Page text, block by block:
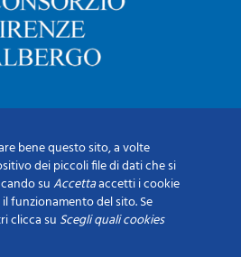
bene questo sito, a volte
dei piccoli file di dati che si
suAccettaaccetti i cookie
funzionamento del sito. Se
clicca su Scegli quali cookies